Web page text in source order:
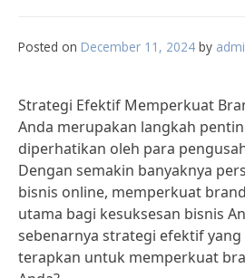
Posted on December 11, 2024 by
Strategi Efektif Memperkuat
Anda merupakan langkah
diperhatikan oleh para
Dengan semakin banyaknya
bisnis online, memperkuat
utama bagi kesuksesan bisnis
sebenarnya strategi efektif yang
terapkan untuk memperkuat